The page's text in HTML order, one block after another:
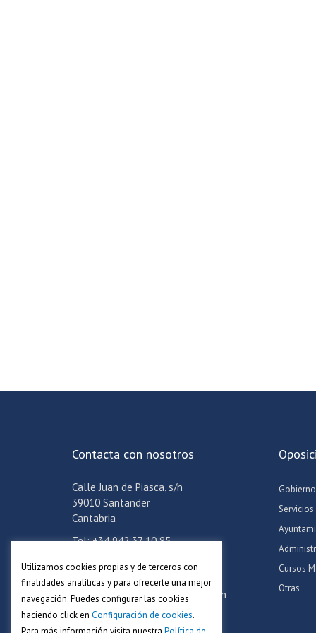
Contacta con nosotros
Calle Juan de Piasca, s/n
39010 Santander
Cantabria
Tel: +34 942 37 10 85
Email:info@academiaadoc.es
Horario oficina: Lun-Jue de 16-19h
Cursos
Otras
Utilizamos cookies propias y de terceros con
finalidades analíticas y para ofrecerte una mejor
navegación. Puedes configurar las cookies
haciendo click en Configuración de cookies.